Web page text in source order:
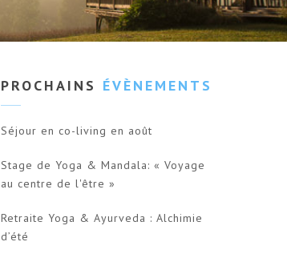
PROCHAINS ÉVÈNEMENTS
Séjour en co-living en août
Stage de Yoga & Mandala: « Voyage
au centre de l'être »
Retraite Yoga & Ayurveda : Alchimie
d’été